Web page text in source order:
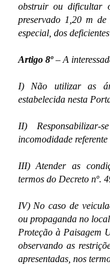
obstruir ou dificultar
preservado 1,20 m
especial, dos
Artigo 8º– A
I) Não utilizar as
estabelecida nesta
II)
incomodidade
III) Atender as
termos do Decreto nº.
IV) No caso de
ou propaganda no
Proteção à Paisagem
observando as
apresentadas, nos